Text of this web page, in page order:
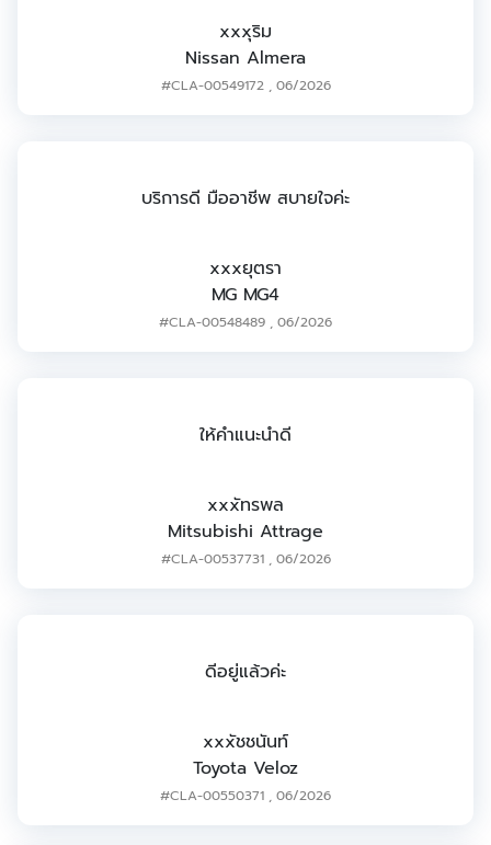
xxxุริม
Nissan Almera
#CLA-00549172, 06/2026
บริการดี มืออาชีพ สบายใจค่ะ
xxxยุตรา
MG MG4
#CLA-00548489 , 06/2026
ให้คำแนะนำดี
xxxัทรพล
Mitsubishi Attrage
#CLA-00537731, 06/2026
ดีอยู่แล้วค่ะ
xxxัชชนันท์
Toyota Veloz
#CLA-00550371 , 06/2026